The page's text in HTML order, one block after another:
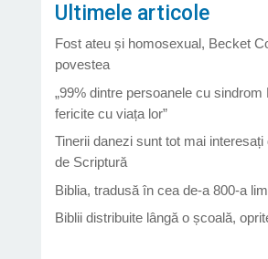
Ultimele articole
Fost ateu și homosexual, Becket
povestea
„99% dintre persoanele cu sindrom
fericite cu viața lor”
Tinerii danezi sunt tot mai
de Scriptură
Biblia, tradusă în cea de-a 800-a
Biblii distribuite lângă o școală,